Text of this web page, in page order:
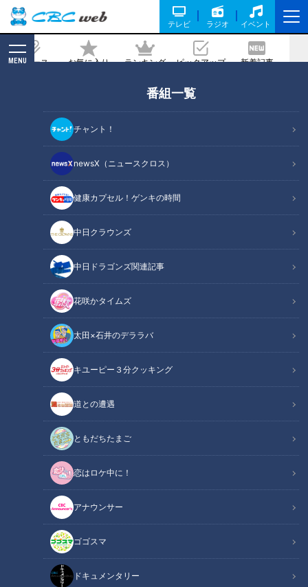
テレビ ラジオ イベント
ニュース お気に入り ランキング ピックアップ 新着記事
MENU
番組一覧
チャント！
newsX（ニュースクロス）
健康カプセル！ゲンキの時間
中日クラウンズ
中日ドラゴンズ関連記事
花咲かタイムズ
太田×石井のデララバ
キユーピー３分クッキング
道との遭遇
ともだちたまご
恋はロケ中に！
アナウンサー
ゴゴスマ
ドキュメンタリー
記事に戻る
CBCテレビ：画像「デララバ」
この記事の画像